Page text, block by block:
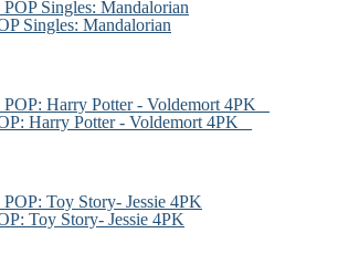
Singles: Mandalorian
Harry Potter - Voldemort 4PK
Toy Story- Jessie 4PK